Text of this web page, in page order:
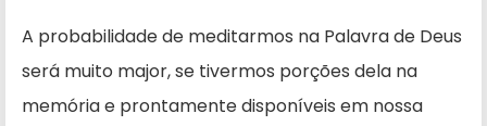
A probabilidade de meditarmos na Palavra de Deus
será muito major, se tivermos porções dela na
memória e prontamente disponíveis em nossa